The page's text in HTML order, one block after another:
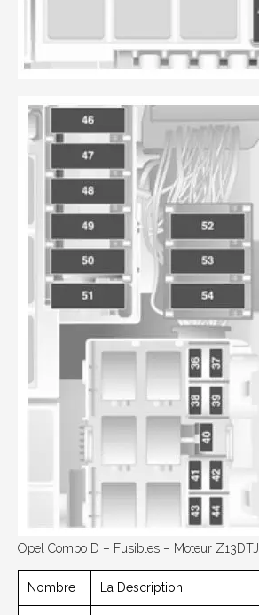
Opel Combo D – Fusibles – Moteur Z13DTJ
Nombre La Description